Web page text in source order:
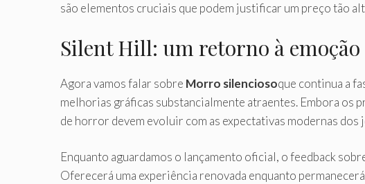
são elementos cruciais que podem justificar um preço tão
Silent Hill: um retorno à emoção
Agora vamos falar sobre Morro silenciosoque continua a
melhorias gráficas substancialmente atraentes. Embora os
de horror devem evoluir com as expectativas modernas dos
Enquanto aguardamos o lançamento oficial, o feedback
Oferecerá uma experiência renovada enquanto